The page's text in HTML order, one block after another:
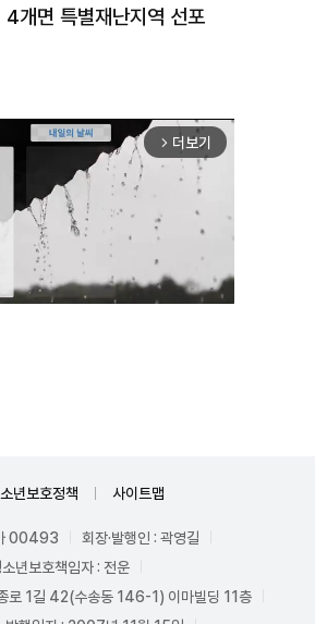
4개면 특별재난지역 선포
arrow_forward_ios 더보기
년보호정책 사이트맵
00493
회장·발행인 : 곽영길
소년보호책임자 : 전운
로 1길 42(수송동 146-1) 이마빌딩 11층